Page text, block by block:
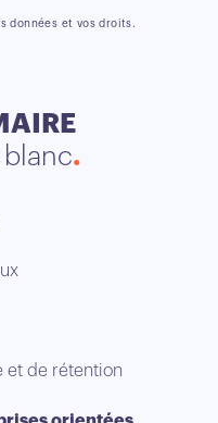
données et vos droits.
et de rétention